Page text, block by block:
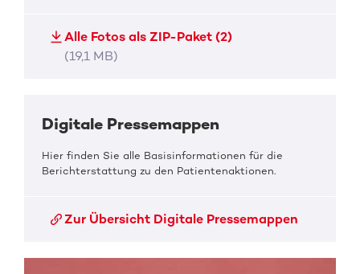
Alle Fotos als ZIP-Paket (2)
(19,1 MB)
Digitale Pressemappen
Hier finden Sie alle Basisinformationen für die
Berichterstattung zu den Patientenaktionen.
Zur Übersicht Digitale Pressemappen